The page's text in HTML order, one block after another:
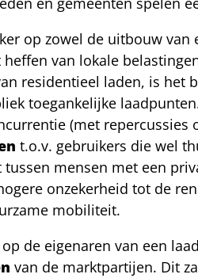
op zowel de uitbouw
van lokale
residentieel laden, is
toegankelijke
(met
t.o.v. gebruikers die wel
mensen met een
onzekerheid tot de
mobiliteit.
de eigenaren van een
van de marktpartijen. Dit